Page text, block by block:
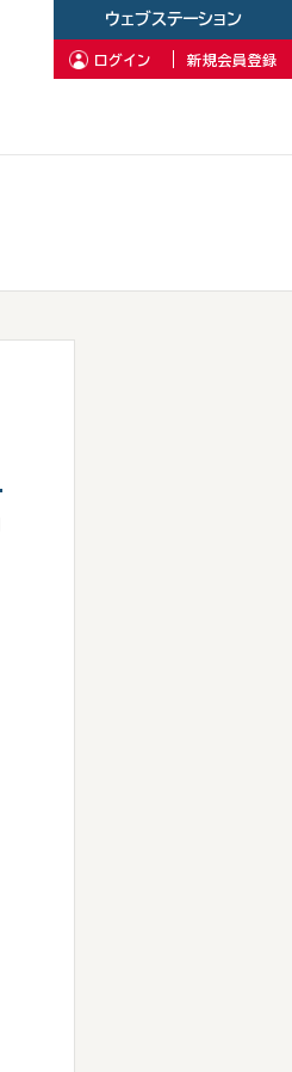
ウェブステーション
ログイン 新規会員登録